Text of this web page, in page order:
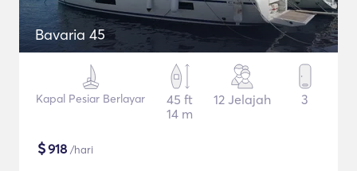
Bavaria 45
Kapal Pesiar Berlayar
45 ft
14 m
12 Jelajah 3
$918 /hari